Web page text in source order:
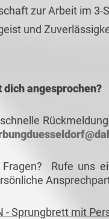
zur Arbeit im 3-
und
dich angesprochen?
Rufe uns
- Sprungbrett mit